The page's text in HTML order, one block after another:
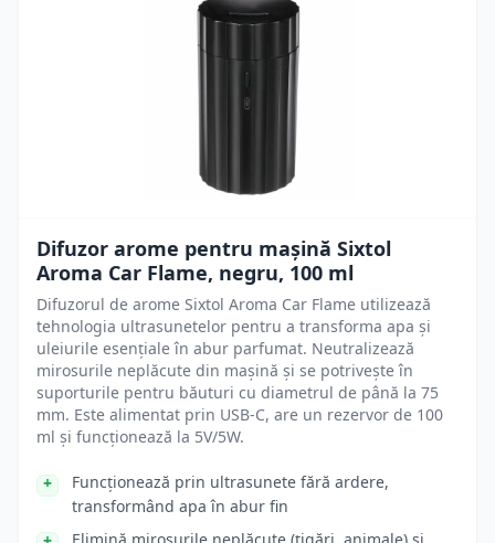
Difuzor arome pentru mașină Sixtol
Aroma Car Flame, negru, 100 ml
Difuzorul de arome Sixtol Aroma Car Flame utilizează
tehnologia ultrasunetelor pentru a transforma apa și
uleiurile esențiale în abur parfumat. Neutralizează
mirosurile neplăcute din mașină și se potrivește în
suporturile pentru băuturi cu diametrul de până la 75
mm. Este alimentat prin USB-C, are un rezervor de 100
ml și funcționează la 5V/5W.
Funcționează prin ultrasunete fără ardere,
transformând apa în abur fin